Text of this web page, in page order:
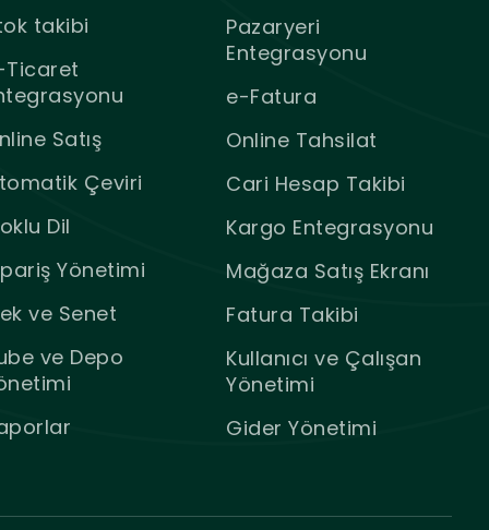
takibi
Satış
Çeviri
Dil
Yönetimi
ve Senet
ve Depo
Pazaryeri
Entegrasyonu
e-Fatura
Online Tahsilat
Cari Hesap Takibi
Kargo Entegrasyonu
Mağaza Satış Ekranı
Fatura Takibi
Kullanıcı ve Çalışan
Yönetimi
Gider Yönetimi